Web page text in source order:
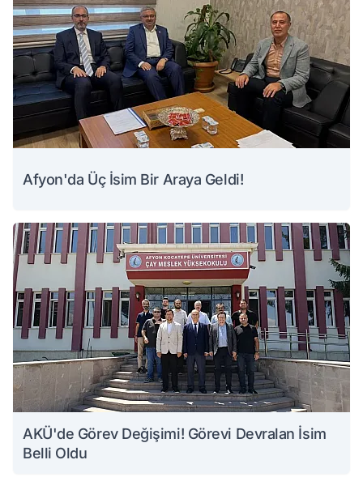
Afyon'da Üç İsim Bir Araya Geldi!
AKÜ'de Görev Değişimi! Görevi Devralan İsim
Belli Oldu